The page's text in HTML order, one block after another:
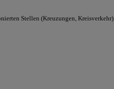
Stellen (Kreuzungen, Kreisverkehr)